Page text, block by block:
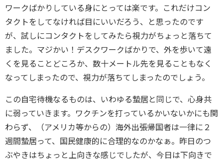
ワークばかりしている身にとっては楽です。これだけコン
タクトをしてなければ目にいいだろう、と思ったのです
が、試しにコンタクトをしてみたら視力がちょっと落ちて
ました。マジかい！デスクワークばかりで、外を歩いて遠
くを見ることどころか、数十メートル先を見ることもなく
なってしまったので、視力が落ちてしまったのでしょう。
この自宅待機なるものは、いわゆる蟄居と同じで、心身共
に弱っていきます。ワクチンを打っているかいないかにも関
わらず、（アメリカ等からの）海外出張帰国者は一律に２
週間蟄居って、国民健康的に合理的なのかなぁ。昨日のつ
ぶやきはちょっと上向きな感じでしたが、今日は下向きで